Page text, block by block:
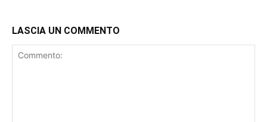
LASCIA UN COMMENTO